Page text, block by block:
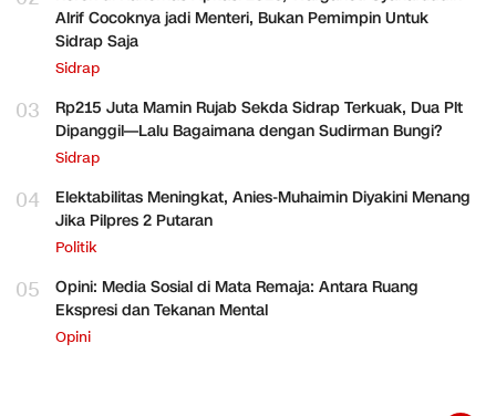
Alrif Cocoknya jadi Menteri, Bukan Pemimpin Untuk
Sidrap Saja
Sidrap
03
Rp215 Juta Mamin Rujab Sekda Sidrap Terkuak, Dua Plt
Dipanggil—Lalu Bagaimana dengan Sudirman Bungi?
Sidrap
04
Elektabilitas Meningkat, Anies-Muhaimin Diyakini Menang
Jika Pilpres 2 Putaran
Politik
05
Opini: Media Sosial di Mata Remaja: Antara Ruang
Ekspresi dan Tekanan Mental
Opini